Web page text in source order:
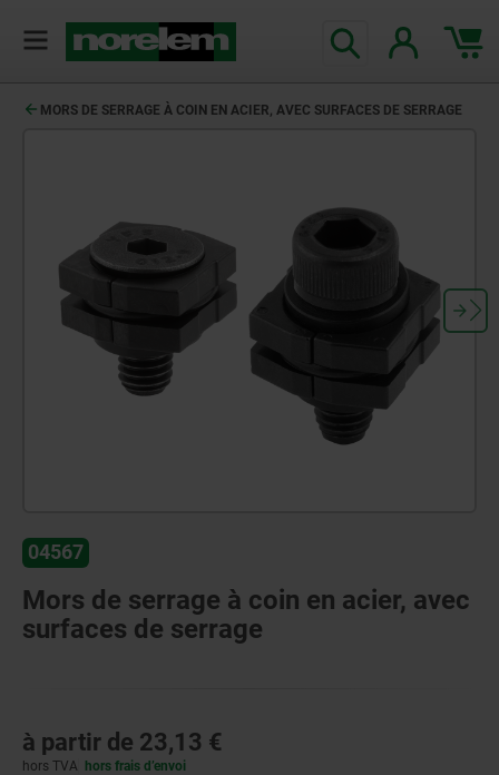
MORS DE SERRAGE À COIN EN ACIER, AVEC SURFACES DE SERRAGE
04567
Mors de serrage à coin en acier, avec
surfaces de serrage
à partir de 23,13 €
hors TVA hors frais d’envoi